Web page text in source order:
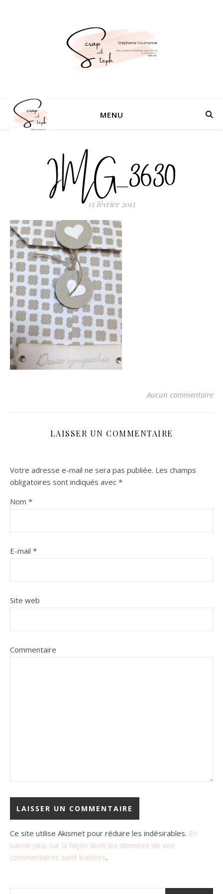
MENU
IMG_3630
15 février 2015
Aucun commentaire
LAISSER UN COMMENTAIRE
Votre adresse e-mail ne sera pas publiée. Les champs
obligatoires sont indiqués avec *
Nom *
E-mail *
Site web
Commentaire
Ce site utilise Akismet pour réduire les indésirables. En
savoir plus sur la façon dont les données de vos
commentaires sont traitées.